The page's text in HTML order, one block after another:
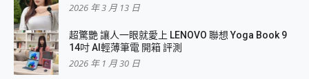
2026 年 3 月 13 日
超驚艷 讓人一眼就愛上 LENOVO 聯想 Yoga Book 9
14吋 AI輕薄筆電 開箱 評測
2026 年 1 月 30 日